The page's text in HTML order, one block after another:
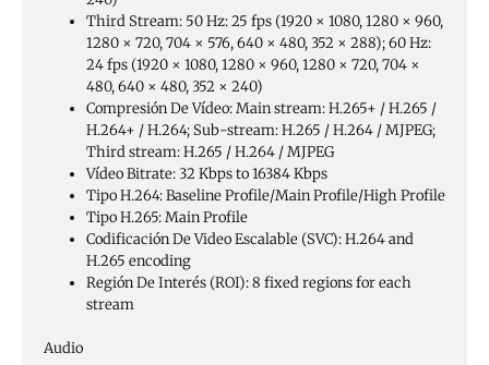
Third Stream: 50 Hz: 25 fps (1920 × 1080, 1280 × 960,
1280 × 720, 704 × 576, 640 × 480, 352 × 288); 60 Hz:
24 fps (1920 × 1080, 1280 × 960, 1280 × 720, 704 ×
480, 640 × 480, 352 × 240)
Compresión De Vídeo:Main stream: H.265+ / H.265 /
H.264+ / H.264; Sub-stream: H.265 / H.264 / MJPEG;
Third stream: H.265 / H.264 / MJPEG
Vídeo Bitrate:32 Kbps to 16384 Kbps
Tipo H.264:Baseline Profile/Main Profile/High Profile
Tipo H.265:Main Profile
Codificación De Video Escalable (SVC):H.264 and
H.265 encoding
Región De Interés (ROI):8 fixed regions for each
stream
Audio